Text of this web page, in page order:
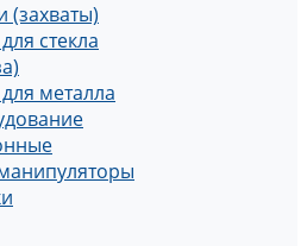
(захваты)
стекла
металла